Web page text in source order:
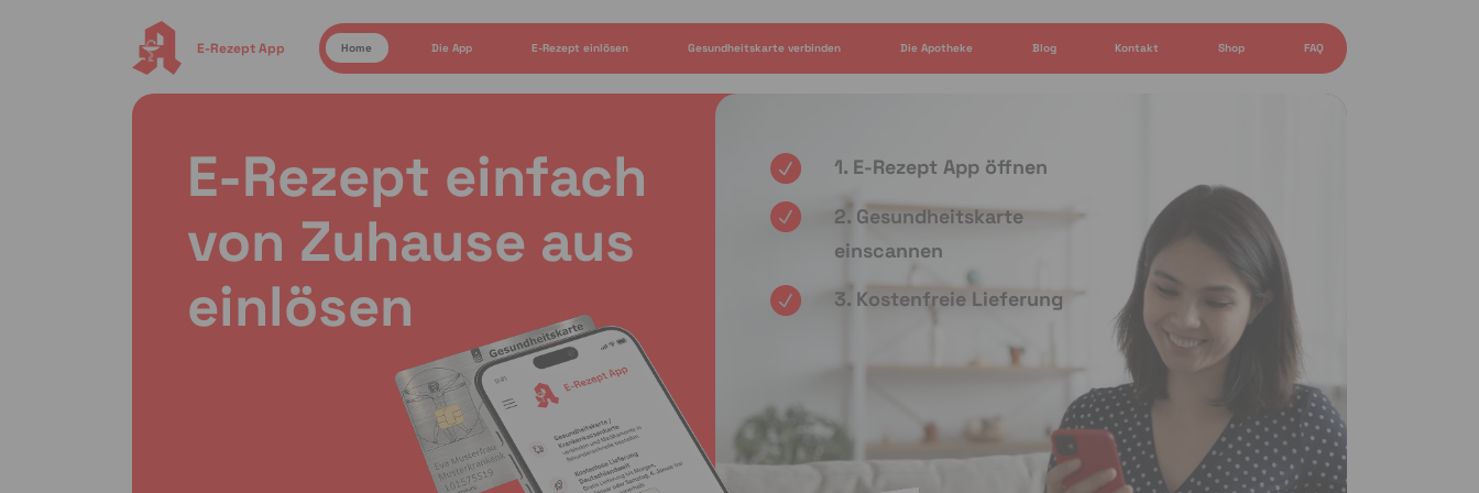
E-Rezept App Home Die App E-Rezept einlösen Gesundheitskarte verbinden Die Apotheke Blog Kontakt Shop FAQ
E-Rezept einfach
von Zuhause aus
einlösen
1. E-Rezept App öffnen
2. Gesundheitskarte
einscannen
3. Kostenfreie Lieferung